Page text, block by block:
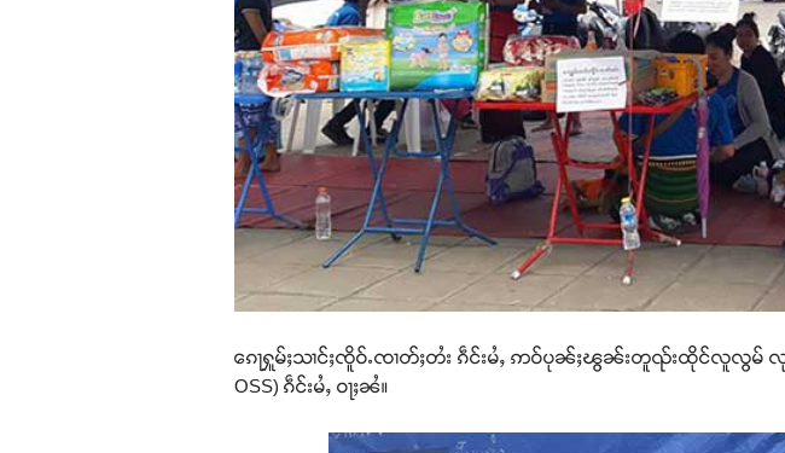
ၵေႃႁူမ်ႈသၢင်ႈၸိူဝ်ႉၸၢတ်ႈတႆး ၵဵင်းမႆႇ ဢဝ်ပုၼ်ႈၽွၼ်းတူၺ်းထိုင်လူလွမ် လု
OSS) ၵဵင်းမႆႇ ဝႃႈၼႆ။